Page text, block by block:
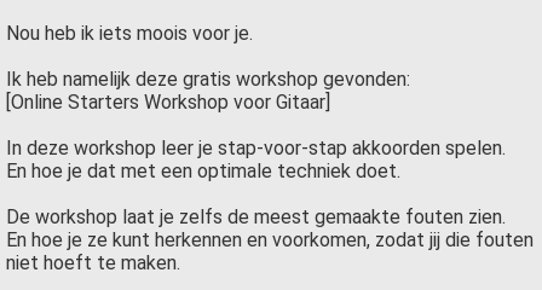
Nou heb ik iets moois voor je.
Ik heb namelijk deze gratis workshop gevonden:
[Online Starters Workshop voor Gitaar]
In deze workshop leer je stap-voor-stap akkoorden spelen.
En hoe je dat met een optimale techniek doet.
De workshop laat je zelfs de meest gemaakte fouten zien.
En hoe je ze kunt herkennen en voorkomen, zodat jij die fouten
niet hoeft te maken.